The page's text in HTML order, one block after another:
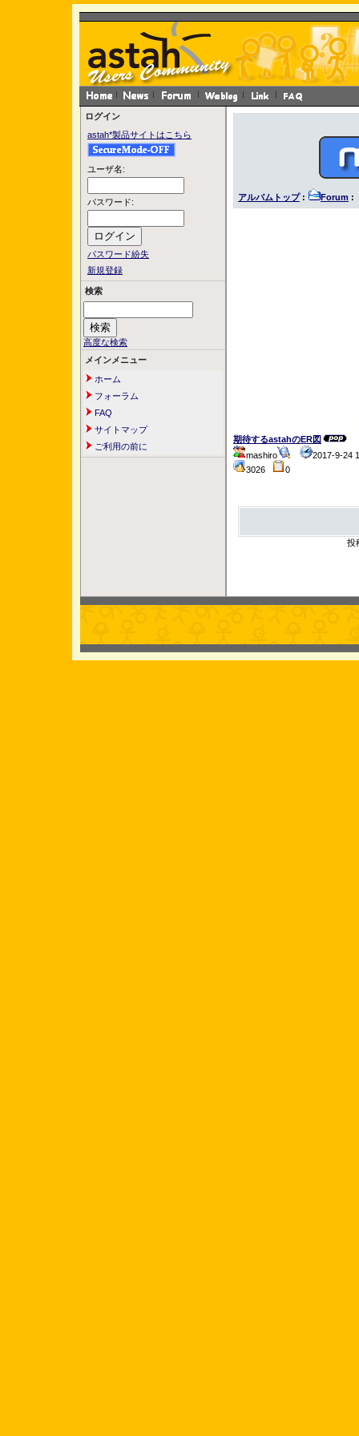
ログイン
astah*製品サイトはこちら
ユーザ名:
パスワード:
パスワード紛失
新規登録
検索
高度な検索
メインメニュー
ホーム
フォーラム
FAQ
サイトマップ
ご利用の前に
アルバムトップ: Forum :
期待するastahのER図
mashiro
2017-9-
3026
0
投